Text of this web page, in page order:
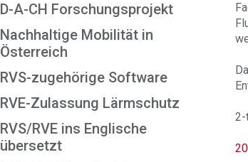
D-A-CH Forschungsprojekt
Nachhaltige Mobilität in
Österreich
RVS-zugehörige Software
RVE-Zulassung Lärmschutz
RVS/RVE ins Englische
übersetzt
2-